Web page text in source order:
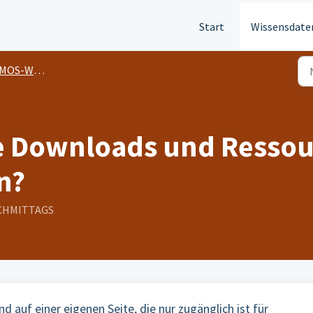
Start
WOCHEN
Downloads und
auf einer eigenen Seite, die nur zugänglich ist für